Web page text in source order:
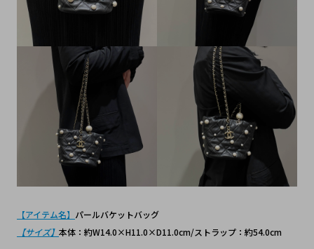
【アイテム名】 パールバケットバッグ
【サイズ】 本体：約W14.0×H11.0×D11.0cm/ストラップ：約54.0cm